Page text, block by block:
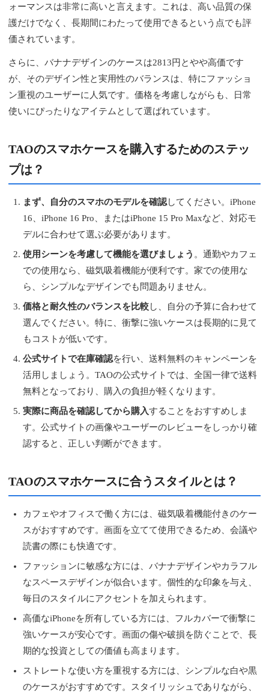
ォーマンスは非常に高いと言えます。これは、高い品質の保
護だけでなく、長期間にわたって使用できるという点でも評
価されています。
さらに、バナナデザインのケースは2813円とやや高価です
が、そのデザイン性と実用性のバランスは、特にファッショ
ン重視のユーザーに人気です。価格を考慮しながらも、日常
使いにぴったりなアイテムとして選ばれています。
TAOのスマホケースを購入するためのステッ
プは？
まず、自分のスマホのモデルを確認してください。iPhone
16、iPhone 16 Pro、またはiPhone 15 Pro Maxなど、対応モ
デルに合わせて選ぶ必要があります。
使用シーンを考慮して機能を選びましょう 。通勤やカフェ
での使用なら、磁気吸着機能が便利です。家での使用な
ら、シンプルなデザインでも問題ありません。
価格と耐久性のバランスを比較し、自分の予算に合わせて
選んでください。特に、衝撃に強いケースは長期的に見て
もコストが低いです。
公式サイトで在庫確認を行い、送料無料のキャンペーンを
活用しましょう。TAOの公式サイトでは、全国一律で送料
無料となっており、購入の負担が軽くなります。
実際に商品を確認してから購入することをおすすめしま
す。公式サイトの画像やユーザーのレビューをしっかり確
認すると、正しい判断ができます。
TAOのスマホケースに合うスタイルとは？
カフェやオフィスで働く方には、磁気吸着機能付きのケー
スがおすすめです。画面を立てて使用できるため、会議や
読書の際にも快適です。
ファッションに敏感な方には、バナナデザインやカラフル
なスペースデザインが似合います。個性的な印象を与え、
毎日のスタイルにアクセントを加えられます。
高価なiPhoneを所有している方には、フルカバーで衝撃に
強いケースが安心です。画面の傷や破損を防ぐことで、長
期的な投資としての価値も高まります。
ストレートな使い方を重視する方には、シンプルな白や黒
のケースがおすすめです。スタイリッシュでありながら、